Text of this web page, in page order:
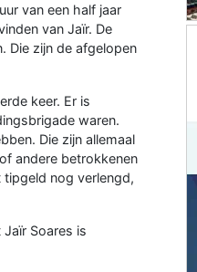
van een half jaar
van Jaïr. De
Die zijn de afgelopen
keer. Er is
waren.
Die zijn allemaal
andere betrokkenen
tipgeld nog verlengd,
Soares is